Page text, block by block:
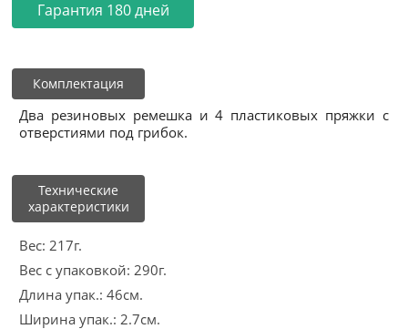
Гарантия 180 дней
Комплектация
Два резиновых ремешка и 4 пластиковых пряжки с
отверстиями под грибок.
Технические
характеристики
Вес: 217г.
Вес с упаковкой: 290г.
Длина упак.: 46см.
Ширина упак.: 2.7см.